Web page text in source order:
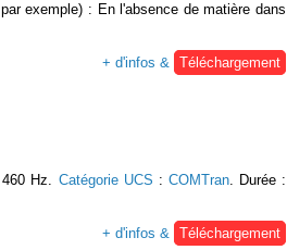
exemple) : En l'absence de matière dans
+ d'infos & Téléchargement
Hz. Catégorie UCS : COMTran. Durée :
+ d'infos & Téléchargement